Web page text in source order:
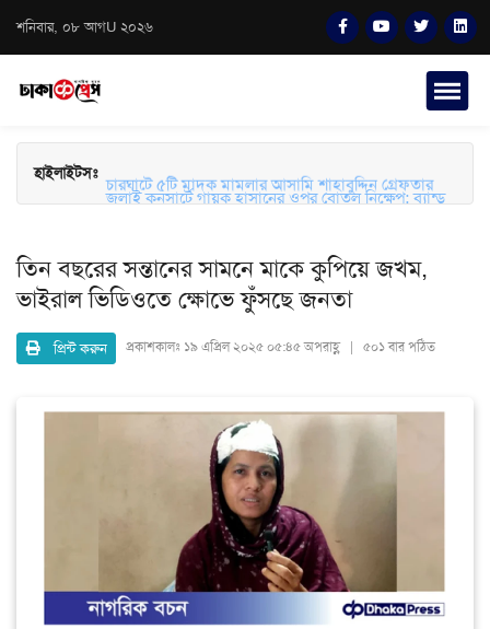
শনিবার, ০৮ আগU ২০২৬
হাইলাইটসঃ চারঘাটে ৫টি মাদক মামলার আসামি শাহাবুদ্দিন গ্রেফতার
তিন বছরের সন্তানের সামনে মাকে কুপিয়ে জখম,
ভাইরাল ভিডিওতে ক্ষোভে ফুঁসছে জনতা
প্রিন্ট করুন প্রকাশকালঃ ১৯ এপ্রিল ২০২৫ ০৫:৪৫ অপরাহ্ণ | ৫০১ বার পঠিত